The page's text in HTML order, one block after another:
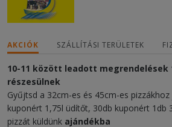
AKCIÓK SZÁLLÍTÁSI TERÜLETEK
10-11 között leadott megrendelések
részesülnek
Gyűjtsd a 32cm-es és 45cm-es
kuponért 1,75l üdítőt, 30db kuponért 1db
pizzát küldünk ajándékba